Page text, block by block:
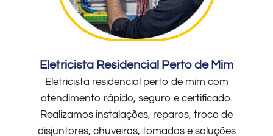
Eletricista Residencial Perto de Mim
Eletricista residencial perto de mim com
atendimento rápido, seguro e certificado.
Realizamos instalações, reparos, troca de
disjuntores, chuveiros, tomadas e soluções